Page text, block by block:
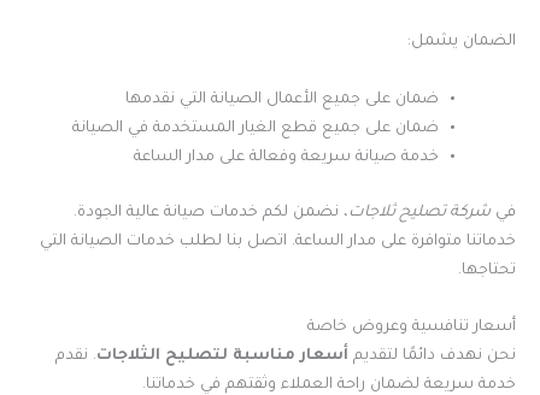
الضمان يشمل:
ضمان على جميع الأعمال الصيانة التي نقدمها
ضمان على جميع قطع الغيار المستخدمة في الصيانة
خدمة صيانة سريعة وفعالة على مدار الساعة
في شركة تصليح ثلاجات ، نضمن لكم خدمات صيانة عالية الجودة.
خدماتنا متوافرة على مدار الساعة. اتصل بنا لطلب خدمات الصيانة التي
تحتاجها.
أسعار تنافسية وعروض خاصة
نحن نهدف دائمًا لتقديم أسعار مناسبة لتصليح الثلاجات. نقدم
خدمة سريعة لضمان راحة العملاء وثقتهم في خدماتنا.